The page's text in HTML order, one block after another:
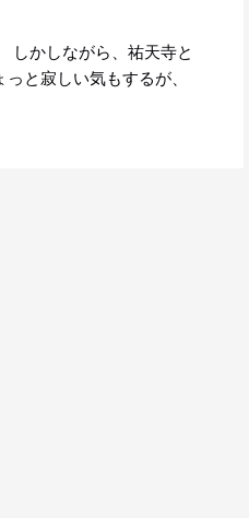
しかしながら、祐天寺と
と寂しい気もするが、